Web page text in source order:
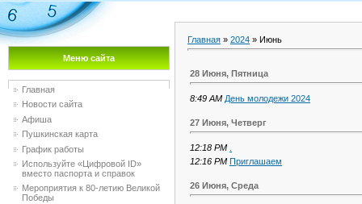
Меню сайта
Главная
Новости сайта
Афиша
Пушкинская карта
График работы
Используйте «Цифровой ID»
вместо паспорта и справок
Мероприятия к 80-летию Великой
Победы
Главная » 2024 » Июнь
28 Июня, Пятница
8:49 AM День молодежи 2024
27 Июня, Четверг
12:18 PM
12:16 PM Приглашаем
26 Июня, Среда